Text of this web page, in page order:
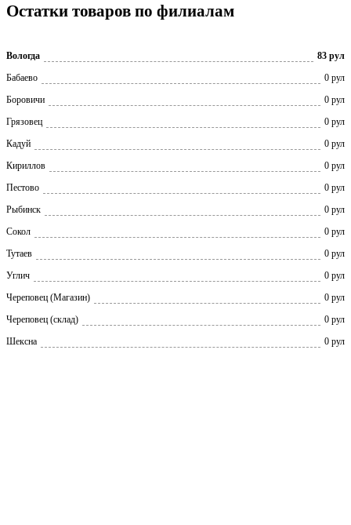
Остатки товаров по филиалам
Вологда
83 рул
Бабаево
0 рул
Боровичи
0 рул
Грязовец
0 рул
Кадуй
0 рул
Кириллов
0 рул
Пестово
0 рул
Рыбинск
0 рул
Сокол
0 рул
Тутаев
0 рул
Углич
0 рул
Череповец (Магазин)
0 рул
Череповец (склад)
0 рул
Шексна
0 рул